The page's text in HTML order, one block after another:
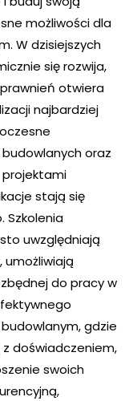
możliwości dla
W dzisiejszych
się rozwija,
otwiera
najbardziej
oraz
stają się
Szkolenia
uwzględniają
do pracy w
gdzie
z doświadczeniem,
swoich